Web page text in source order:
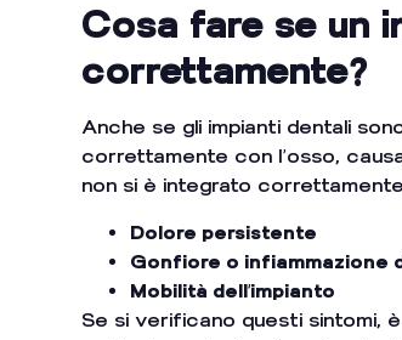
Cosa fare se un
correttamente?
Anche se gli impianti dentali
correttamente con l’osso,
non si è integrato
Dolore persistente
Gonfiore o infiammazione
Mobilità dell’impianto
Se si verificano questi sintomi,